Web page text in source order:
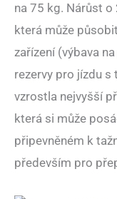
na 75 kg. Nárůst
která může
zařízení (výbava
rezervy pro jízdu s
vzrostla nejvyšší
která si může
připevněném k
především pro